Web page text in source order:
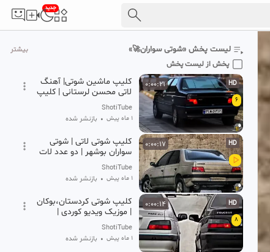
جدید
لیست پخش «شوتی سواران🚀» بیشتر
پخش از لیست پخش
کلیپ شوتی با آهنگ
محسن لرستانی
ShotiTube
6
0:00:21 HD
کلیپ ماشین شوتی| آهنگ
لاتی محسن لرستانی | کلیپ
شوتی
ShotiTube
1 ماه پیش • بازنشر شده
0:00:17 HD
کلیپ شوتی لاتی | شوتی
سواران بوشهر | دو عدد لات
جاده | ماشین شوتی
ShotiTube
1 ماه پیش • بازنشر شده
8
0:00:14 HD
کلیپ شوتی کردستان،بوکان
| موزیک ویدیو کوردی |
آهنگ شوتی کردی
ShotiTube
1 ماه پیش • بازنشر شده